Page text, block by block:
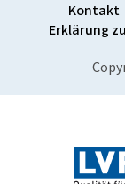
Kontakt
Erklärung